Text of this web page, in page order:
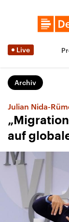
Live
Archiv
Julian Nida-
auf